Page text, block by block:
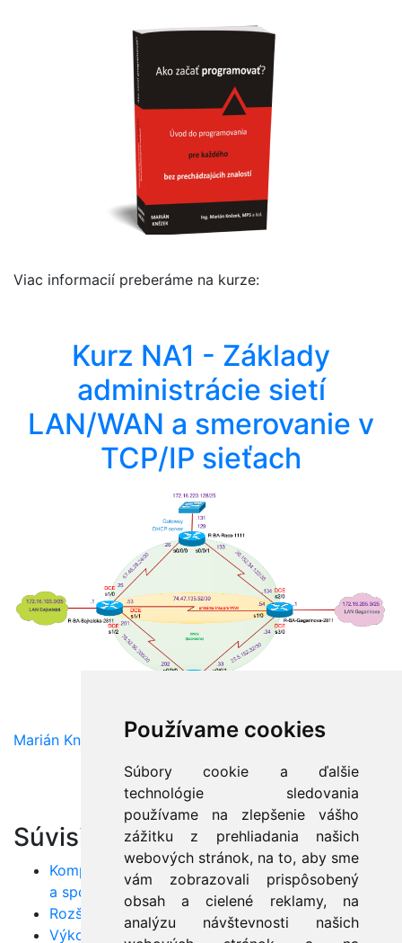
Používame cookies
Súbory cookie a ďalšie
technológie sledovania
používame na zlepšenie vášho
zážitku z prehliadania našich
webových stránok, na to, aby sme
vám zobrazovali prispôsobený
obsah a cielené reklamy, na
analýzu návštevnosti našich
Viac informacií preberáme na kurze:
Kurz NA1 - Základy
administrácie sietí
LAN/WAN a smerovanie v
TCP/IP sieťach
Marián Knězek
Súvisiace články:
Komplexná analýza QoS parametrov: Šírka pásma
a spoľahlivosť
Rozšírené techniky pre efektívnu správu sietí
Výkonné riešenia s modernými sieťovými